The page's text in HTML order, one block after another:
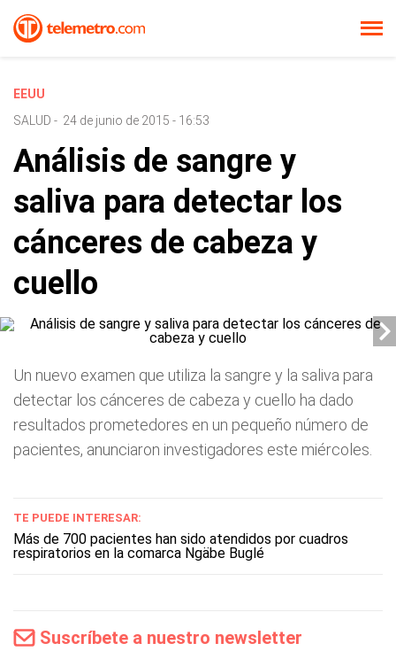
EEUU
SALUD - 24 de junio de 2015 - 16:53
Análisis de sangre y
saliva para detectar los
cánceres de cabeza y
cuello
Un nuevo examen que utiliza la sangre y la saliva para
detectar los cánceres de cabeza y cuello ha dado
resultados prometedores en un pequeño número de
pacientes, anunciaron investigadores este miércoles.
TE PUEDE INTERESAR:
Más de 700 pacientes han sido atendidos por cuadros
respiratorios en la comarca Ngäbe Buglé
Suscríbete a nuestro newsletter